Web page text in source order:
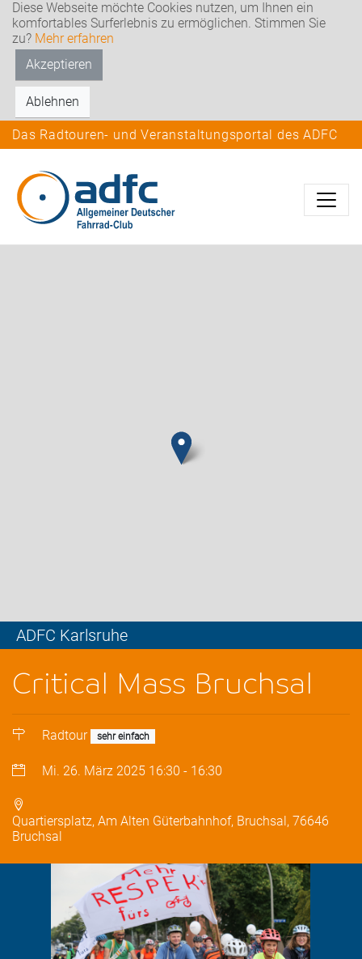
Diese Webseite möchte Cookies nutzen, um Ihnen ein
komfortables Surferlebnis zu ermöglichen. Stimmen Sie
zu? Mehr erfahren
Akzeptieren
Ablehnen
Das Radtouren- und Veranstaltungsportal des ADFC
ADFC Karlsruhe
Critical Mass Bruchsal
Radtour sehr einfach
Mi. 26. März 2025 16:30 - 16:30
Quartiersplatz, Am Alten Güterbahnhof, Bruchsal, 76646
Bruchsal